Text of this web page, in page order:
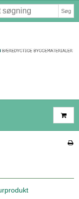
Søg